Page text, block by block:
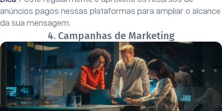
anúncios pagos nessas plataformas para ampliar o alcance
da sua mensagem.
4. Campanhas de Marketing